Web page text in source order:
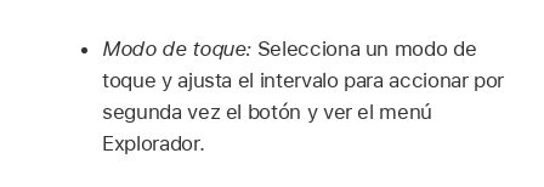
Modo de toque: Selecciona un modo de
toque y ajusta el intervalo para accionar por
segunda vez el botón y ver el menú
Explorador.